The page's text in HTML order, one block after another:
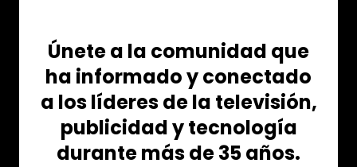
Únete a la comunidad que
ha informado y conectado
a los líderes de la televisión,
publicidad y tecnología
durante más de 35 años.